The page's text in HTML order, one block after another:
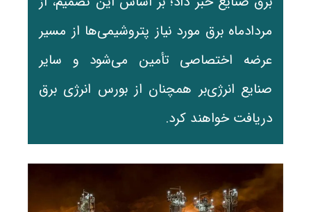
مردادماه برق مورد نیاز پتروشیمی‌ها از مسیر
عرضه اختصاصی تأمین می‌شود و سایر
صنایع انرژی‌بر همچنان از بورس انرژی برق
دریافت خواهند کرد.